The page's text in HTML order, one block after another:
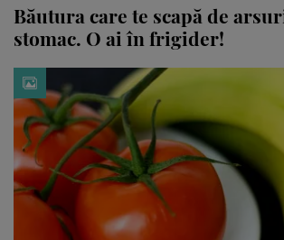
MEDICINĂ ALTERNATIVĂ – REMEDII NATURALE
Băutura care te scapă de